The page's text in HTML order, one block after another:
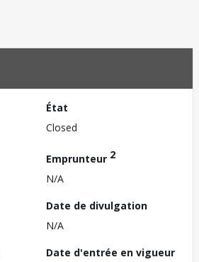
État
Closed
Emprunteur 2
N/A
Date de divulgation
N/A
Date d'entrée en vigueur